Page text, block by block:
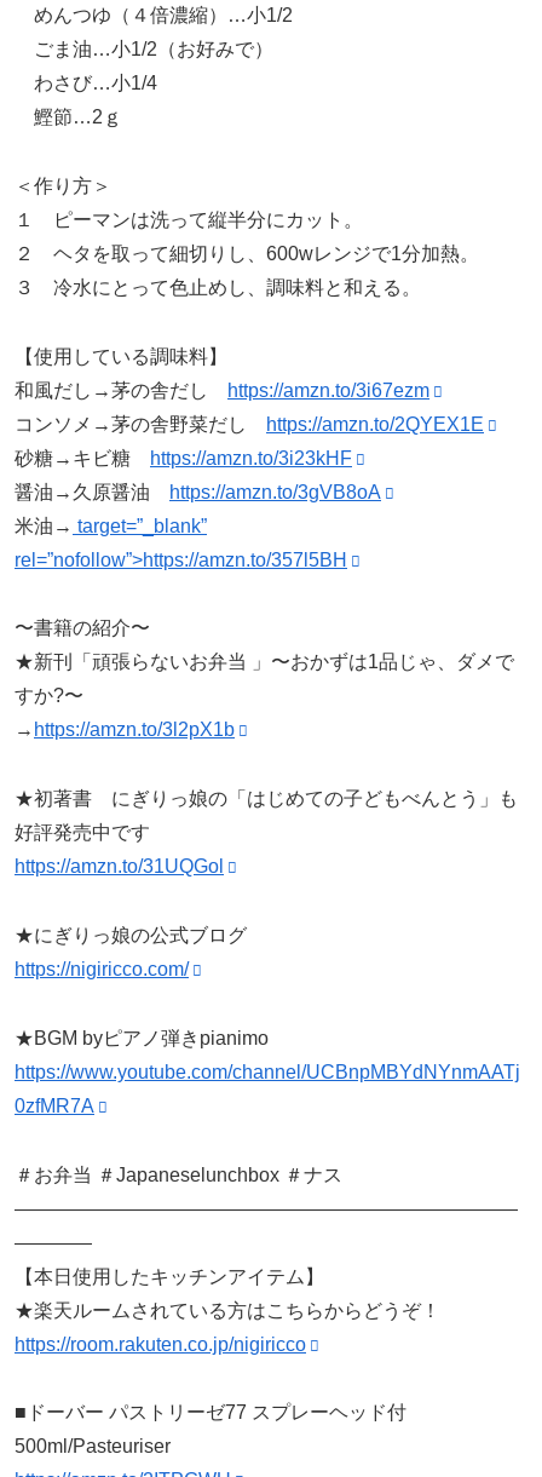
めんつゆ（４倍濃縮）…小1/2
ごま油…小1/2（お好みで）
わさび…小1/4
鰹節…2ｇ
＜作り方＞
１ ピーマンは洗って縦半分にカット。
２ ヘタを取って細切りし、600wレンジで1分加熱。
３ 冷水にとって色止めし、調味料と和える。
【使用している調味料】
和風だし→茅の舎だし
https://amzn.to/3i67ezm
コンソメ→茅の舎野菜だし
https://amzn.to/2QYEX1E
砂糖→キビ糖
https://amzn.to/3i23kHF
醤油→久原醤油
https://amzn.to/3gVB8oA
米油→ target=”_blank”
rel=”nofollow”>https://amzn.to/357l5BH
〜書籍の紹介〜
★新刊「頑張らないお弁当 」〜おかずは1品じゃ、ダメで
すか?〜
→ https://amzn.to/3l2pX1b
★初著書 にぎりっ娘の「はじめての子どもべんとう」も
好評発売中です
https://amzn.to/31UQGol
★にぎりっ娘の公式ブログ
https://nigiricco.com/
★BGM byピアノ弾きpianimo
https://www.youtube.com/channel/UCBnpMBYdNYnmAATj
0zfMR7A
＃お弁当 ＃Japaneselunchbox ＃ナス
——————————————————————————
————
【本日使用したキッチンアイテム】
★楽天ルームされている方はこちらからどうぞ！
https://room.rakuten.co.jp/nigiricco
■ドーバー パストリーゼ77 スプレーヘッド付
500ml/Pasteuriser